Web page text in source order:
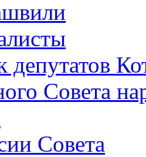
депутатов
Совета
Совета